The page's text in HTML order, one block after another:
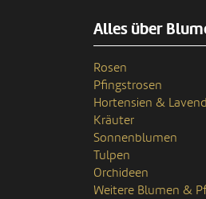
Alles über
Rosen
Pfingstrosen
Hortensien &
Kräuter
Sonnenblumen
Tulpen
Orchideen
Weitere Blumen &